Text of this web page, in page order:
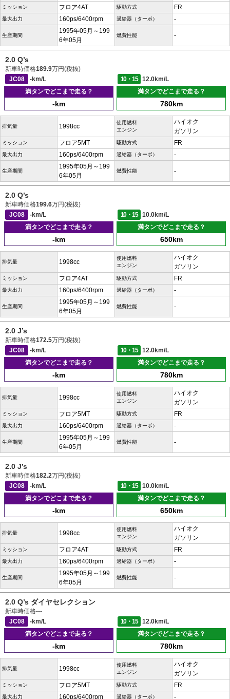
ミッション フロア4AT 駆動方式 FR
最大出力 160ps/6400rpm 過給器（ターボ） -
生産期間
1995年05月～199
6年05月
燃費性能 -
2.0 Q’s
新車時価格189.9万円(税抜)
JC08
-km/L 10・15
12.0km/L
満タンでどこまで走る？
-km
満タンでどこまで走る？
780km
排気量 1998cc
使用燃料
エンジン
ハイオク
ガソリン
ミッション フロア5MT 駆動方式 FR
最大出力 160ps/6400rpm 過給器（ターボ） -
生産期間
1995年05月～199
6年05月
燃費性能 -
2.0 Q’s
新車時価格199.6万円(税抜)
JC08
-km/L 10・15
10.0km/L
満タンでどこまで走る？
-km
満タンでどこまで走る？
650km
排気量 1998cc
使用燃料
エンジン
ハイオク
ガソリン
ミッション フロア4AT 駆動方式 FR
最大出力 160ps/6400rpm 過給器（ターボ） -
生産期間
1995年05月～199
6年05月
燃費性能 -
2.0 J’s
新車時価格172.5万円(税抜)
JC08
-km/L 10・15
12.0km/L
満タンでどこまで走る？
-km
満タンでどこまで走る？
780km
排気量 1998cc
使用燃料
エンジン
ハイオク
ガソリン
ミッション フロア5MT 駆動方式 FR
最大出力 160ps/6400rpm 過給器（ターボ） -
生産期間
1995年05月～199
6年05月
燃費性能 -
2.0 J’s
新車時価格182.2万円(税抜)
JC08
-km/L 10・15
10.0km/L
満タンでどこまで走る？
-km
満タンでどこまで走る？
650km
排気量 1998cc
使用燃料
エンジン
ハイオク
ガソリン
ミッション フロア4AT 駆動方式 FR
最大出力 160ps/6400rpm 過給器（ターボ） -
生産期間
1995年05月～199
6年05月
燃費性能 -
2.0 Q’s ダイヤセレクション
新車時価格---
JC08
-km/L 10・15
12.0km/L
満タンでどこまで走る？
-km
満タンでどこまで走る？
780km
排気量 1998cc
使用燃料
エンジン
ハイオク
ガソリン
ミッション フロア5MT 駆動方式 FR
最大出力 160ps/6400rpm 過給器（ターボ） -